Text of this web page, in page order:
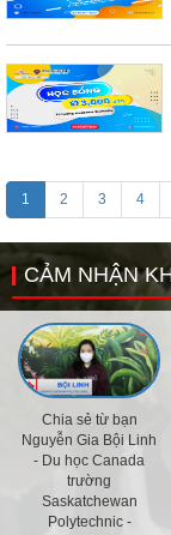
1 2 3 4
CẢM NHẬN
Chia sẻ từ bạn
Nguyễn Gia Bội Linh
- Du học Canada
trường
Saskatchewan
Polytechnic -